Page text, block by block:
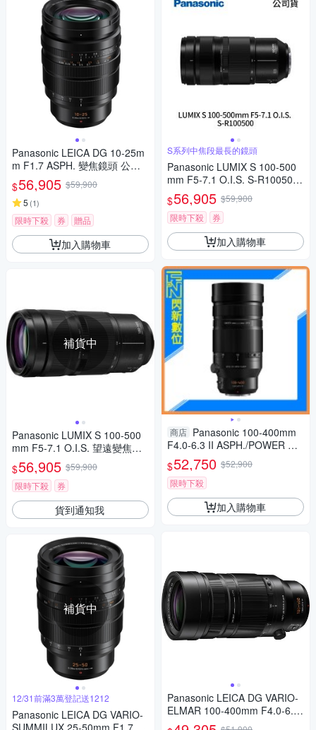
Panasonic LEICA DG 10-25m
m F1.7 ASPH. 變焦鏡頭 公司
貨
$56,905 $59,900
5 (1)
限時下殺 券 贈品
加入購物車
補貨中
Panasonic LUMIX S 100-500
mm F5-7.1 O.I.S. 望遠變焦鏡
頭 公司貨 S-R100500
$56,905 $59,900
限時下殺
券
貨到通知我
補貨中
12/31前滿3萬登記送1212
Panasonic LEICA DG VARIO-
S系列中焦段最長的鏡頭
Panasonic LUMIX S 100-500
mm F5-7.1 O.I.S. S-R100500
(公司貨)
$56,905 $59,900
限時下殺
券
加入購物車
商店 Panasonic 100-400mm
F4.0-6.3 II ASPH./POWER O.I.
S.鏡頭(100-400 II,公司貨)
$52,750 $52,900
限時下殺
加入購物車
Panasonic LEICA DG VARIO-
ELMAR 100-400mm F4.0-6.3
II ASPH.POWER O.I.S. 超長焦